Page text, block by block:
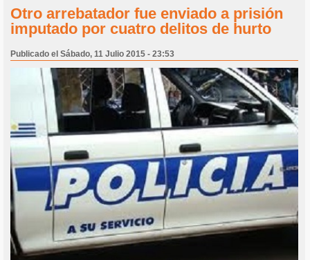
Otro arrebatador fue enviado a prisión
imputado por cuatro delitos de hurto
Publicado el Sábado, 11 Julio 2015 - 23:53